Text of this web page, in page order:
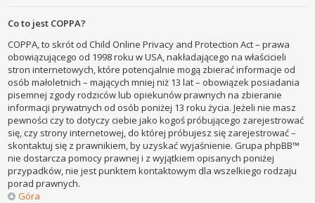
Co to jest COPPA?
COPPA, to skrót od Child Online Privacy and Protection Act – prawa
obowiązującego od 1998 roku w USA, nakładającego na właścicieli
stron internetowych, które potencjalnie mogą zbierać informacje od
osób małoletnich – mających mniej niż 13 lat – obowiązek posiadania
pisemnej zgody rodziców lub opiekunów prawnych na zbieranie
informacji prywatnych od osób poniżej 13 roku życia. Jeżeli nie masz
pewności czy to dotyczy ciebie jako kogoś próbującego zarejestrować
się, czy strony internetowej, do której próbujesz się zarejestrować –
skontaktuj się z prawnikiem, by uzyskać wyjaśnienie. Grupa phpBB™
nie dostarcza pomocy prawnej i z wyjątkiem opisanych poniżej
przypadków, nie jest punktem kontaktowym dla wszelkiego rodzaju
porad prawnych.
Góra